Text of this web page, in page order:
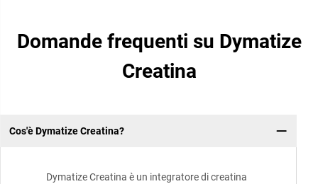
Domande frequenti su Dymatize
Creatina
Cos'è Dymatize Creatina?
Dymatize Creatina è un integratore di creatina